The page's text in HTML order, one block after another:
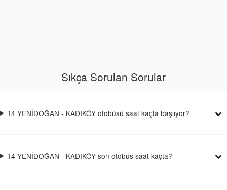
Sıkça Sorulan Sorular
14 YENİDOĞAN - KADIKÖY otobüsü saat kaçta başlıyor?
14 YENİDOĞAN - KADIKÖY son otobüs saat kaçta?